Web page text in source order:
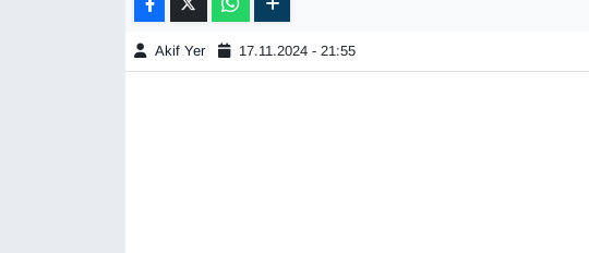
Akif Yer 17.11.2024 - 21:55